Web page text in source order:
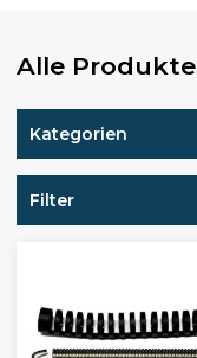
Alle Produkte
Kategorien
Filter